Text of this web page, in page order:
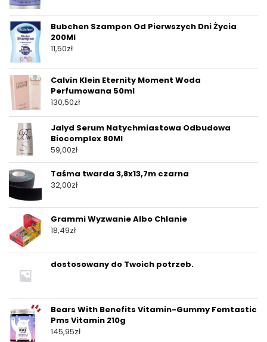
Bubchen Szampon Od Pierwszych Dni Życia
200Ml
11,50zł
Calvin Klein Eternity Moment Woda
Perfumowana 50ml
130,50zł
Jalyd Serum Natychmiastowa Odbudowa
Biocomplex 80Ml
59,00zł
Taśma twarda 3,8x13,7m czarna
32,00zł
Grammi Wyzwanie Albo Chlanie
18,49zł
dostosowany do Twoich potrzeb.
Bears With Benefits Vitamin-Gummy Femtastic
Pms Vitamin 210g
145,95zł